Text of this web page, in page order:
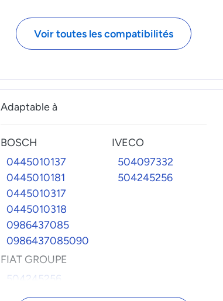
72144003
72171805
721718050
72171855
Voir toutes les compatibilités
Adaptable à
BOSCH
0445010137
0445010181
0445010317
0445010318
0986437085
0986437085090
FIAT GROUPE
504245256
5801439052
IVECO
504097332
504245256